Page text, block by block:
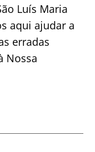
Luís Maria
aqui ajudar a
erradas
Nossa